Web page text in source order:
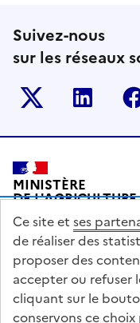
Suivez-nous
sur les réseaux
Le Le
Pied de page
MINISTÈRE
DE L'AGRICULTURE
DE L'AGRO-
ET DE LA
ALIMENTAIRE
Ce site et ses
de réaliser des
proposer des
accepter ou refuser
cliquant sur le
conservons ce